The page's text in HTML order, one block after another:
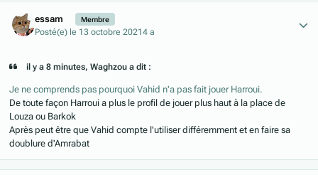
essam Membre
Posté(e) le 13 octobre 20214 a
il y a 8 minutes, Waghzou a dit :
Je ne comprends pas pourquoi Vahid n'a pas fait jouer Harroui.
De toute façon Harroui a plus le profil de jouer plus haut à la place de
Louza ou Barkok
Après peut être que Vahid compte l'utiliser différemment et en faire sa
doublure d'Amrabat